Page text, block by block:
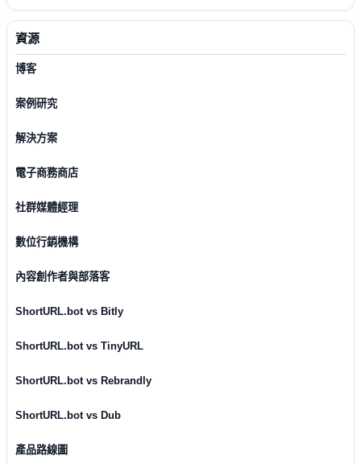
資源
博客
案例研究
解決方案
電子商務商店
社群媒體經理
數位行銷機構
內容創作者與部落客
ShortURL.bot vs Bitly
ShortURL.bot vs TinyURL
ShortURL.bot vs Rebrandly
ShortURL.bot vs Dub
產品路線圖